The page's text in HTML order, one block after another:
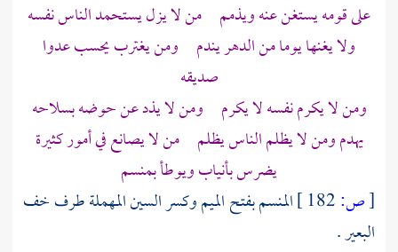
على قومه يستغن عنه ويذمم من لا يزل يستحمد الناس نفسه
ولا يغنها يوما من الدهر يندم ومن يغترب يحسب عدوا
صديقه
ومن لا يكرم نفسه لا يكرم ومن لا يذد عن حوضه بسلاحه
يهدم ومن لا يظلم الناس يظلم من لا يصانع في أمور كثيرة
يضرس بأنياب ويوطأ بمنسم
[ص:
المنسم بفتح الميم وكسر السين المهملة طرف خف
البعير .